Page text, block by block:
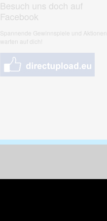
Besuch uns doch auf
Facebook
Spannende Gewinnspiele und Aktionen
warten auf dich!